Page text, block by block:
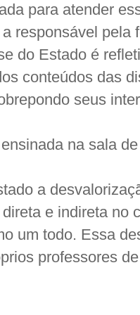
para atender
responsável pela
do Estado é
conteúdos das
seus
na sala
a
e indireta no
um todo. Essa
professores